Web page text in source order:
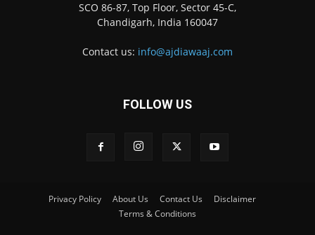
SCO 86-87, Top Floor, Sector 45-C,
Chandigarh, India 160047
Contact us: info@ajdiawaaj.com
FOLLOW US
Privacy Policy About Us Contact Us
Disclaimer
Terms & Conditions